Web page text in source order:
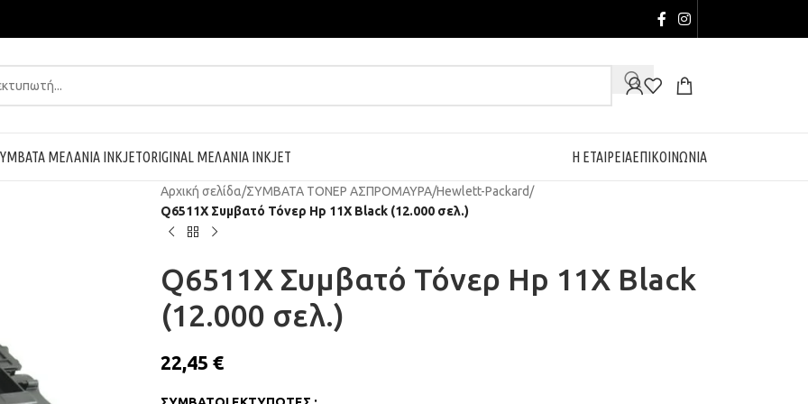
ΜΕΛΑΝΙΑ INKJETORIGINAL ΜΕΛΑΝΙΑ INKJET Η ΕΤΑΙΡΕΙΑΕΠΙΚΟΙΝΩΝΙΑ
Αρχική σελίδα/ΣΥΜΒΑΤΑ ΤΟΝΕΡ ΑΣΠΡΟΜΑΥΡΑ/Hewlett-Packard/
Q6511X Συμβατό Τόνερ Hp 11X Black (12.000 σελ.)
Q6511X Συμβατό Τόνερ Hp 11X Black
(12.000 σελ.)
22,45 €